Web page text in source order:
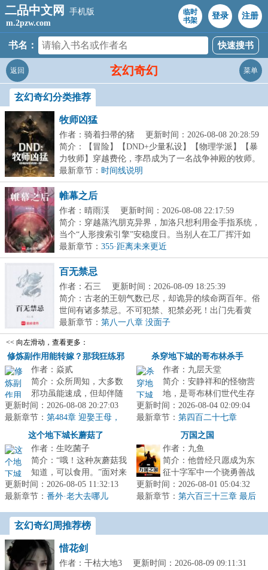
二品中文网
手机版
m.2pzw.com
临时
书架
登录 注册
书名：
玄幻奇幻
返回 菜单
玄幻奇幻分类推荐
牧师凶猛
作者：骑着扫帚的猪
更新时间：2026-08-08 20:28:59
简介：【冒险】【DND+少量私设】【物理学派】【暴
力牧师】穿越费伦，李昂成为了一名战争神殿的牧师。
坏消...
最新章节： 时间线说明
帷幕之后
作者：晴雨渓
更新时间：2026-08-08 22:17:59
简介：穿越蒸汽朋克异界，加洛只想利用金手指系统，
当个“人形搜索引擎”安稳度日。当别人在工厂挥汗如
雨...
最新章节： 355·距离未来更近
百无禁忌
作者：石三
更新时间：2026-08-09 18:25:39
简介：古老的王朝气数已尽，却诡异的续命两百年。俗
世间有诸多禁忌。不可犯禁、犯禁必死！出门先看黄
历，...
最新章节： 第八一八章 没面子
<< 向左滑动，查看更多：
修炼副作用能转嫁？那我狂练邪
功
作者：焱贰
简介：众所周知，大多数
邪功虽能速成，但却伴随
着极大的副作用，稍有不
慎就把自己练疯，练嘎
了。而穿越来...
更新时间：2026-08-08 20:27:03
最新章节： 第484章 迎娶王母，
我为天帝？
杀穿地下城的哥布林杀手
作者：九层天堂
简介：安静祥和的怪物营
地，是哥布林们世代生存
的居所，它们在这里快乐
地繁衍，与世无争。直到
有一天，一...
更新时间：2026-08-04 02:09:04
最新章节： 第四百二十七章
这个地下城长蘑菇了
作者：生吃菌子
简介：“哦！这种灰蘑菇我
知道，可以食用。”面对来
摘自己蘑菇的冒险者，林
珺默默在那丛灰蘑菇里催
更新时间：2026-08-05 11:32:13
最新章节： 番外·老大去哪儿
万国之国
作者：九鱼
简介：他曾经只愿成为东
征十字军中一个骁勇善战
的骑士，鲍德温四世麾下
一个忠诚的臣子，只为捍
更新时间：2026-08-01 05:04:32
最新章节： 第六百三十三章 最后
玄幻奇幻周推荐榜
惜花剑
作者：干枯大地3
更新时间：2026-08-09 09:11:31